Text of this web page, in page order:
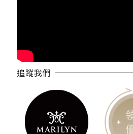
追蹤我們